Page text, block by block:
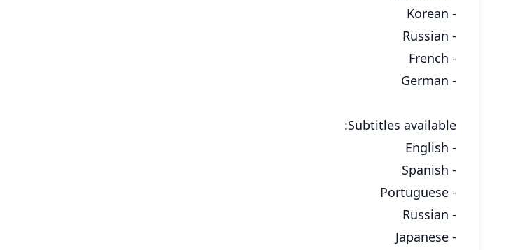
- Korean
- Russian
- French
- German
Subtitles available:
- English
- Spanish
- Portuguese
- Russian
- Japanese